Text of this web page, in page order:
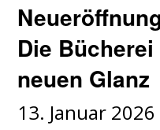
Die
neuen Glanz
13. Januar 2026